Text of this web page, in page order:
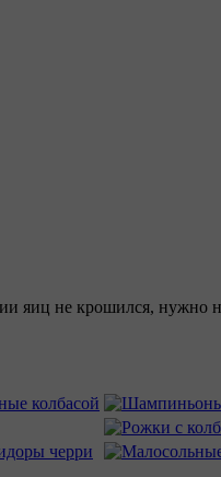
яиц не крошился, нужно
колбасой
черри